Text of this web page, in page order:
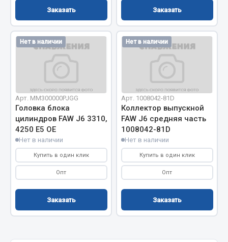
Охладжающие жидкости
Технические жидкости
Весь раздел
Болты
Гайки
Кольца стопорные
Пресс-масленки
Пробки
Показать ещё
Заказать Заказать
Нет в наличии
Арт. MM300000PJGG
Головка блока
цилиндров FAW J6 3310,
4250 E5 OE
Нет в наличии
Купить в один клик
Опт
Заказать
Нет в наличии
Арт. 1008042-81D
Коллектор выпускной
FAW J6 средняя часть
1008042-81D
Нет в наличии
Купить в один клик
Опт
Заказать